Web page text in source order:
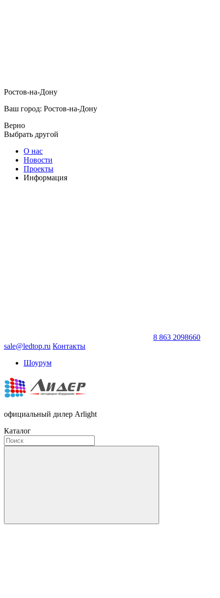
Ростов-на-Дону
Ваш город: Ростов-на-Дону
Верно
Выбрать другой
О нас
Новости
Проекты
Информация
8 863 2098660
sale@ledtop.ru Контакты
Шоурум
официальный дилер Arlight
Каталог